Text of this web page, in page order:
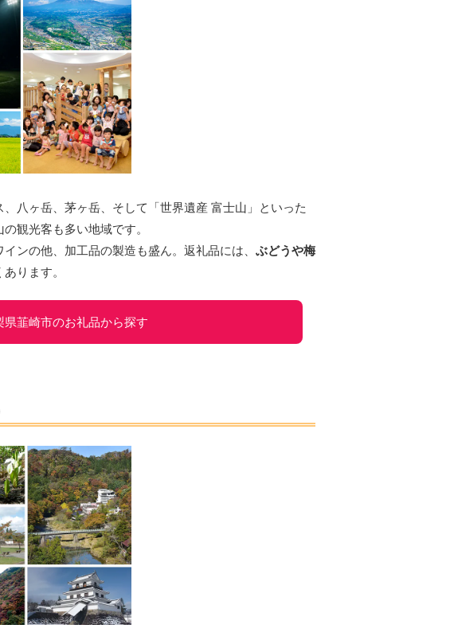
八ヶ岳、茅ヶ岳、そして「世界遺産 富士山」といった
観光客も多い地域です。
ンの他、加工品の製造も盛ん。返礼品には、 ぶどうや梅
あります。
県韮崎市のお礼品から探す